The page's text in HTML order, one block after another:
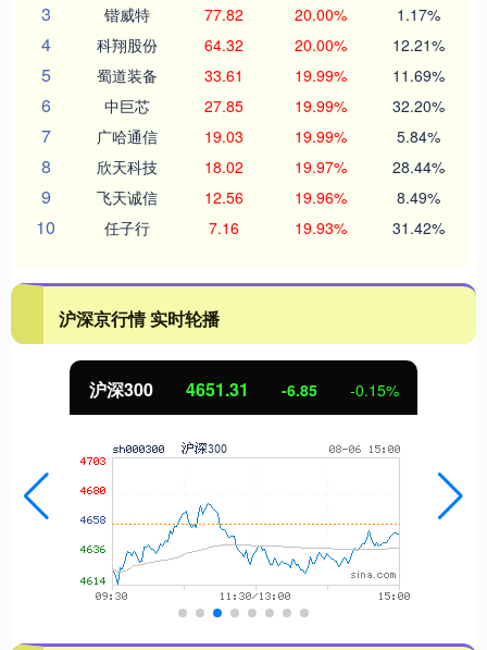
3 锴威特 77.82 20.00% 1.17%
4 科翔股份 64.32 20.00% 12.21%
5 蜀道装备 33.61 19.99% 11.69%
6 中巨芯 27.85 19.99% 32.20%
7 广哈通信 19.03 19.99% 5.84%
8 欣天科技 18.02 19.97% 28.44%
9 飞天诚信 12.56 19.96% 8.49%
10 任子行 7.16 19.93% 31.42%
沪深京行情 实时轮播
沪深300 4651.31 -6.85 -0.15%